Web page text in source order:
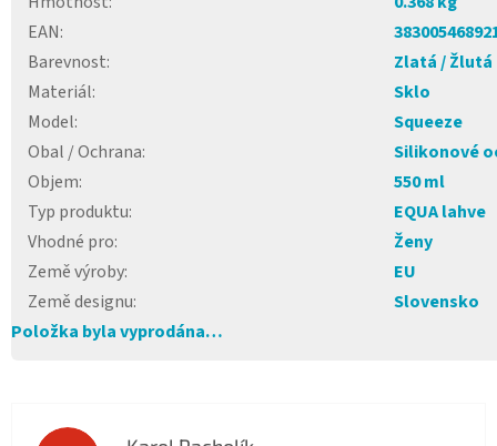
EAN:
Barevnost:
Zlatá / Žlutá
Materiál:
Sklo
Model:
Squeeze
Obal / Ochrana:
Silikonové
Objem:
550 ml
Typ produktu:
EQUA lahve
Vhodné pro:
Ženy
Země výroby:
EU
Země designu:
Slovensko
Položka byla vyprodána…